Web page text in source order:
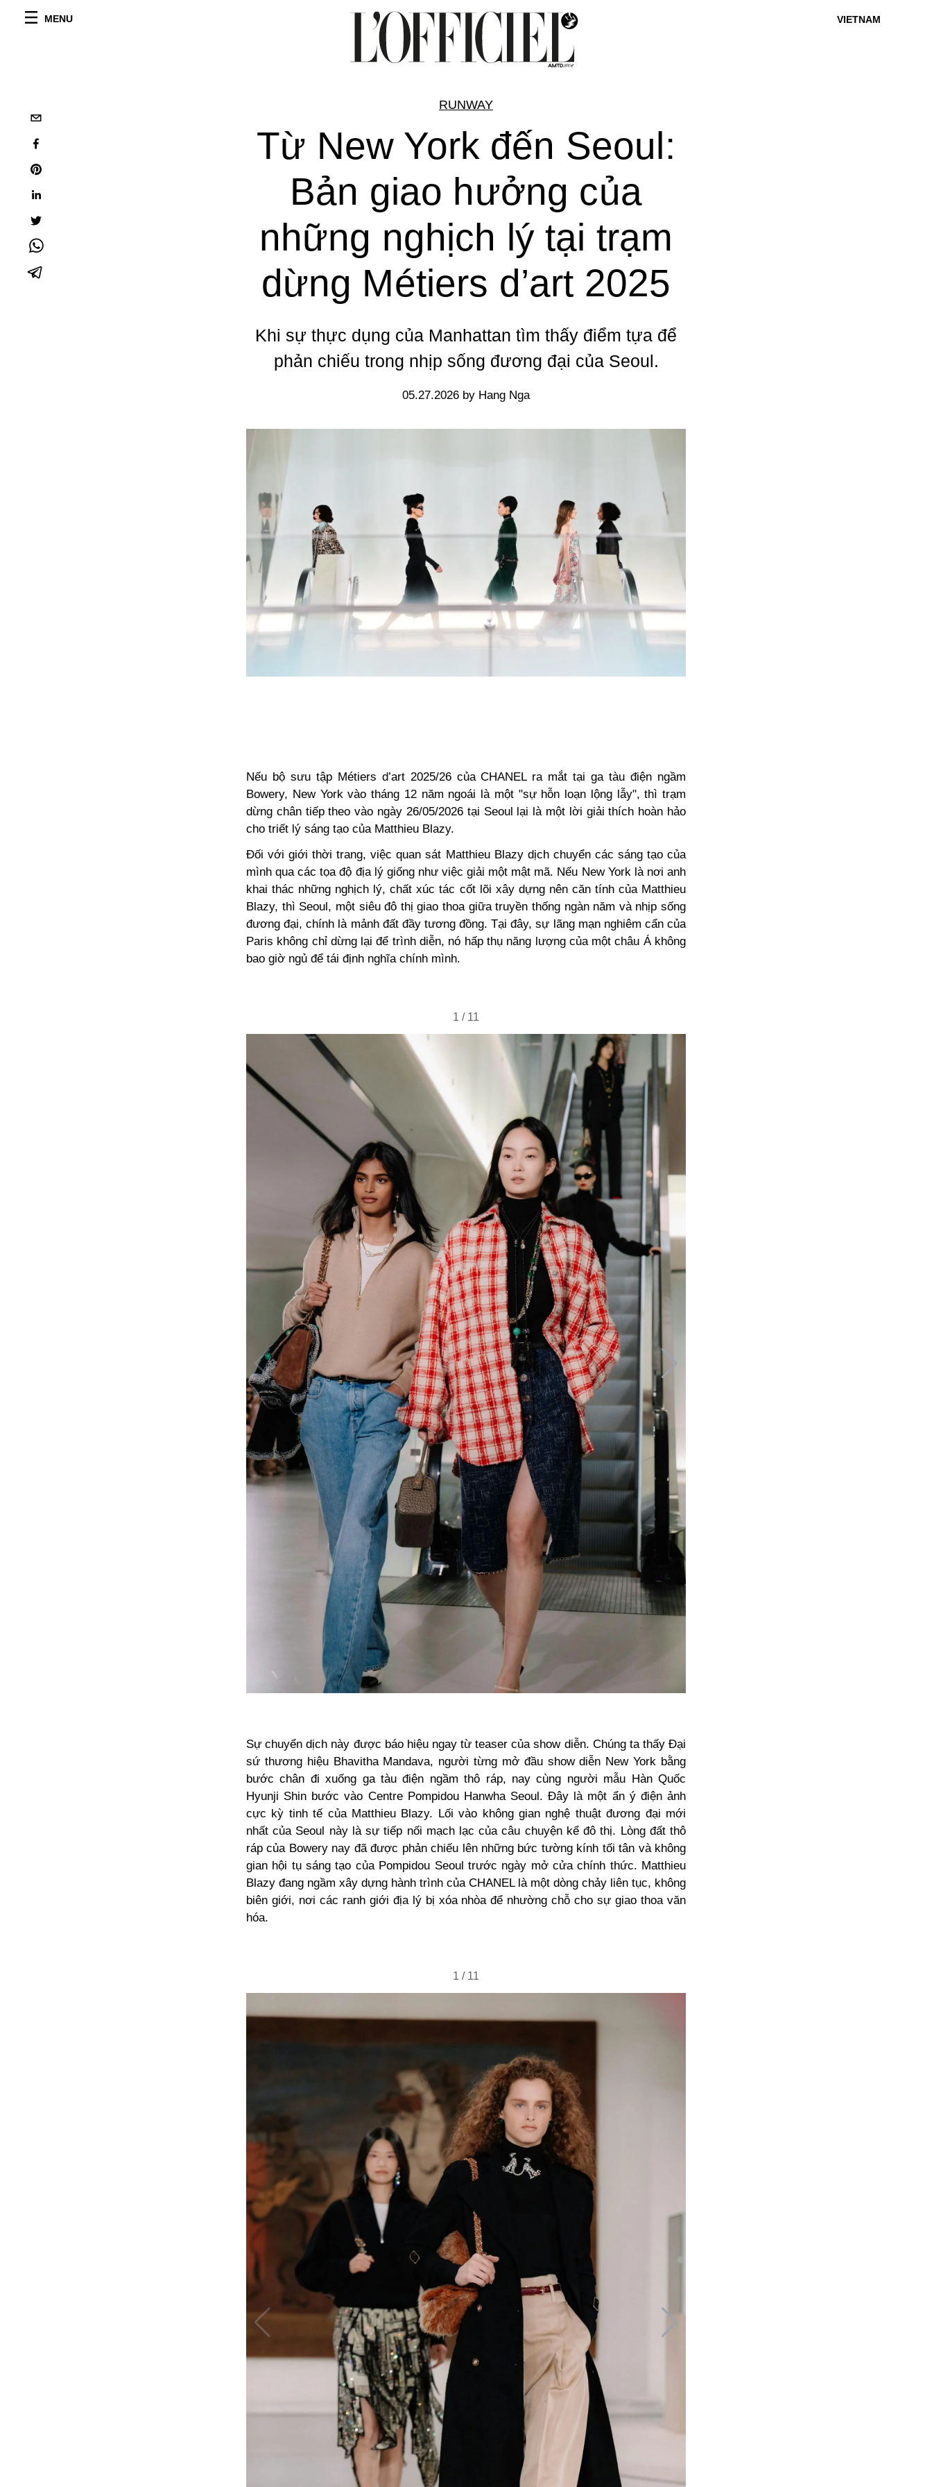
MENU VIETNAM
RUNWAY
Từ New York đến Seoul:
Bản giao hưởng của
những nghịch lý tại trạm
dừng Métiers d’art 2025
Khi sự thực dụng của Manhattan tìm thấy điểm tựa để
phản chiếu trong nhịp sống đương đại của Seoul.
05.27.2026 by Hang Nga
Nếu bộ sưu tập Métiers d’art 2025/26 của CHANEL ra mắt tại ga tàu điện ngầm
Bowery, New York vào tháng 12 năm ngoái là một "sự hỗn loạn lộng lẫy", thì trạm
dừng chân tiếp theo vào ngày 26/05/2026 tại Seoul lại là một lời giải thích hoàn hảo
cho triết lý sáng tạo của Matthieu Blazy.
Đối vớigiới thời trang, việc quan sát Matthieu Blazy dịch chuyển các sáng tạo của
mình qua các tọa độ địa lý giống như việc giải một mật mã. Nếu New York là nơi anh
khai thác những nghịch lý, chất xúc tác cốt lõi xây dựng nên căn tính của Matthieu
Blazy, thì Seoul, một siêu đô thị giao thoa giữa truyền thống ngàn năm và nhịp sống
đương đại, chính là mảnh đất đầy tương đồng. Tại đây, sự lãng mạn nghiêm cẩn của
Paris không chỉ dừng lại để trình diễn, nó hấp thụ năng lượng của một châu Á không
bao giờ ngủ để tái định nghĩa chính mình.
1 / 11
Sự chuyển dịch này được báo hiệu ngay từ teaser của show diễn. Chúng ta thấy Đại
sứ thương hiệu Bhavitha Mandava, người từng mở đầu show diễn New York bằng
bước chân đi xuống ga tàu điện ngầm thô ráp, nay cùng người mẫu Hàn Quốc
Hyunji Shin bước vào Centre Pompidou Hanwha Seoul. Đây là một ẩn ý điện ảnh
cực kỳ tinh tế của Matthieu Blazy. Lối vào không gian nghệ thuật đương đại mới
nhất của Seoul này là sự tiếp nối mạch lạc của câu chuyện kể đô thị. Lòng đất thô
ráp của Bowery nay đã được phản chiếu lên những bức tường kính tối tân và không
gian hội tụ sáng tạo của Pompidou Seoul trước ngày mở cửa chính thức. Matthieu
Blazy đang ngầm xây dựng hành trình của CHANEL là một dòng chảy liên tục, không
biên giới, nơi các ranh giới địa lý bị xóa nhòa để nhường chỗ cho sự giao thoa văn
hóa.
1 / 11